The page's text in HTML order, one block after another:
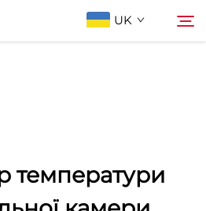
UK
температури